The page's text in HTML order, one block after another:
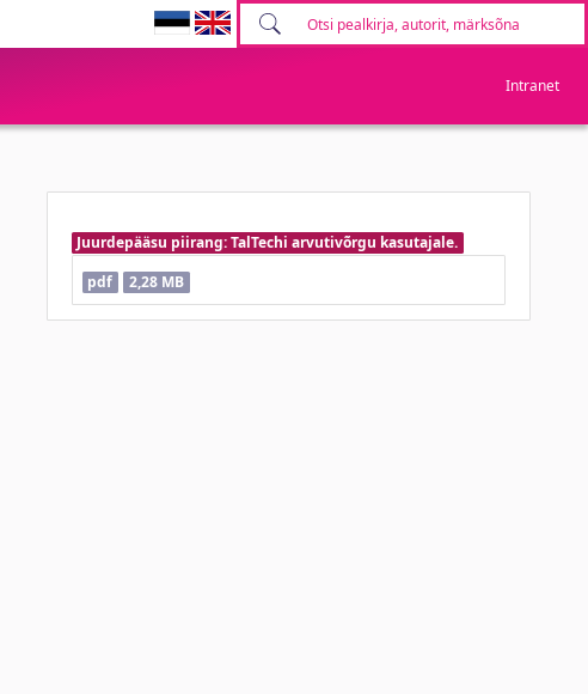
Intranet
Juurdepääsu piirang: TalTechi arvutivõrgu kasutajale.
pdf
2,28 MB